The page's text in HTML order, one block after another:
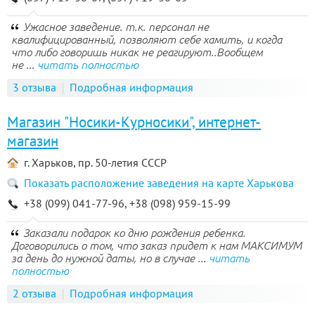
Ужасное заведение. т.к. персонал не
квалифицированный, позволяют себе хамить, и когда
что либо говоришь никак не реагируют..Вообщем
не ... читать полностью
3 отзыва Подробная информация
Магазин "Носики-Курносики", интернет-
магазин
г. Харьков, пр. 50-летия СССР
Показать расположение заведения на карте Харькова
+38 (099) 041-77-96, +38 (098) 959-15-99
Заказали подарок ко дню рождения ребенка.
Договорились о том, что заказ придет к нам МАКСИМУМ
за день до нужной даты, но в случае ... читать
полностью
2 отзыва Подробная информация